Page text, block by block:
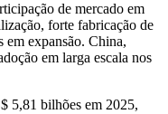
de mercado em
forte fabricação de
em expansão. China,
em larga escala nos
5,81 bilhões em 2025,